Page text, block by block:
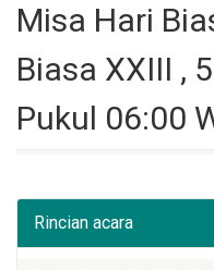
Misa Hari
Biasa XXIII ,
Pukul 06:00
Rincian acara